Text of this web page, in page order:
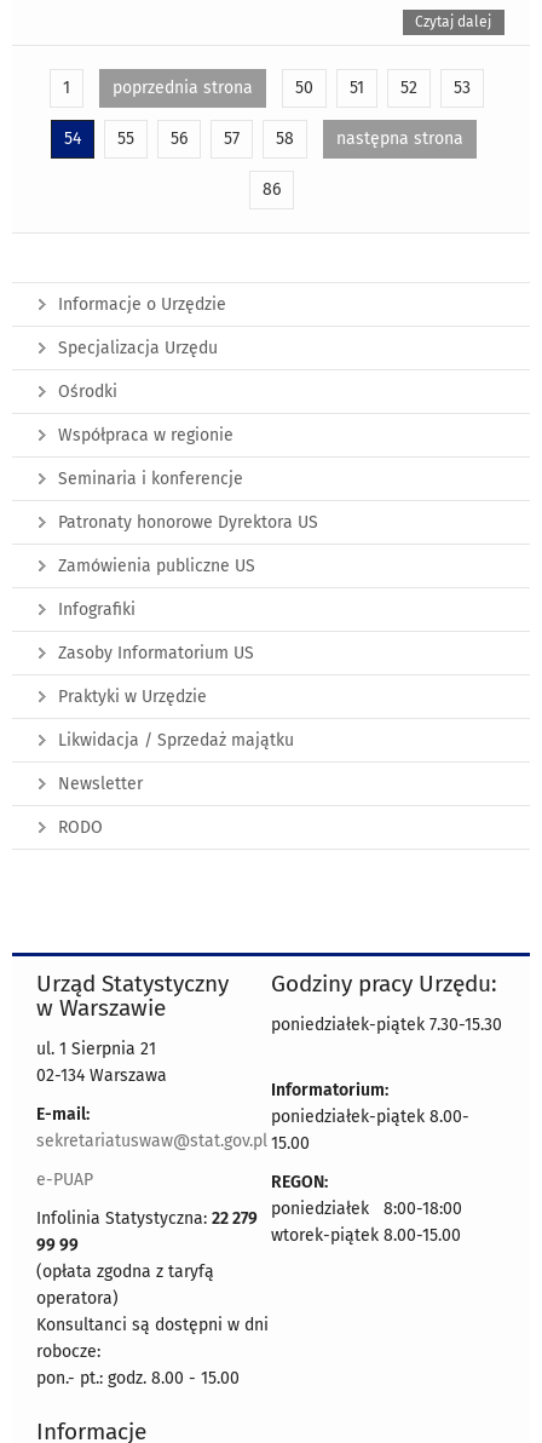
Czytaj dalej
1 poprzednia strona 50 51 52 53
54 55 56 57 58 następna strona
86
Informacje o Urzędzie
Specjalizacja Urzędu
Ośrodki
Współpraca w regionie
Seminaria i konferencje
Patronaty honorowe Dyrektora US
Zamówienia publiczne US
Infografiki
Zasoby Informatorium US
Praktyki w Urzędzie
Likwidacja / Sprzedaż majątku
Newsletter
RODO
Urząd Statystyczny
w Warszawie
ul. 1 Sierpnia 21
02-134 Warszawa
E-mail:
sekretariatuswaw@stat.gov.pl
e-PUAP
Infolinia Statystyczna: 22 279
99 99
(opłata zgodna z taryfą
operatora)
Konsultanci są dostępni w dni
robocze:
pon.- pt.: godz. 8.00 - 15.00
Godziny pracy Urzędu:
poniedziałek-piątek 7.30-15.30
Informatorium:
poniedziałek-piątek 8.00-
15.00
REGON:
poniedziałek 8:00-18:00
wtorek-piątek 8.00-15.00
Informacje